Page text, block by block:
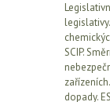
SCIP.
dopady.